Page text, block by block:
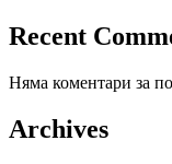
Recent
Няма коментари за
Archives